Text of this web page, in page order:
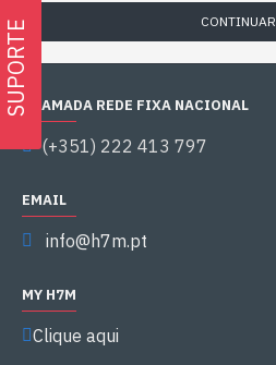
SUPORTE CONTINUAR
CHAMADA REDE FIXA NACIONAL
(+351) 222 413 797
EMAIL
info@h7m.pt
MY H7M
Clique aqui